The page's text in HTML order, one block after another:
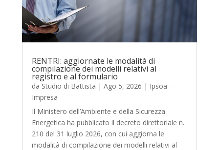
RENTRI: aggiornate le modalità di
compilazione dei modelli relativi al
registro e al formulario
da Studio di Battista | Ago 5, 2026 | Ipsoa -
Impresa
Il Ministero dell’Ambiente e della Sicurezza
Energetica ha pubblicato il decreto direttoriale n.
210 del 31 luglio 2026, con cui aggiorna le
modalità di compilazione dei modelli relativi al